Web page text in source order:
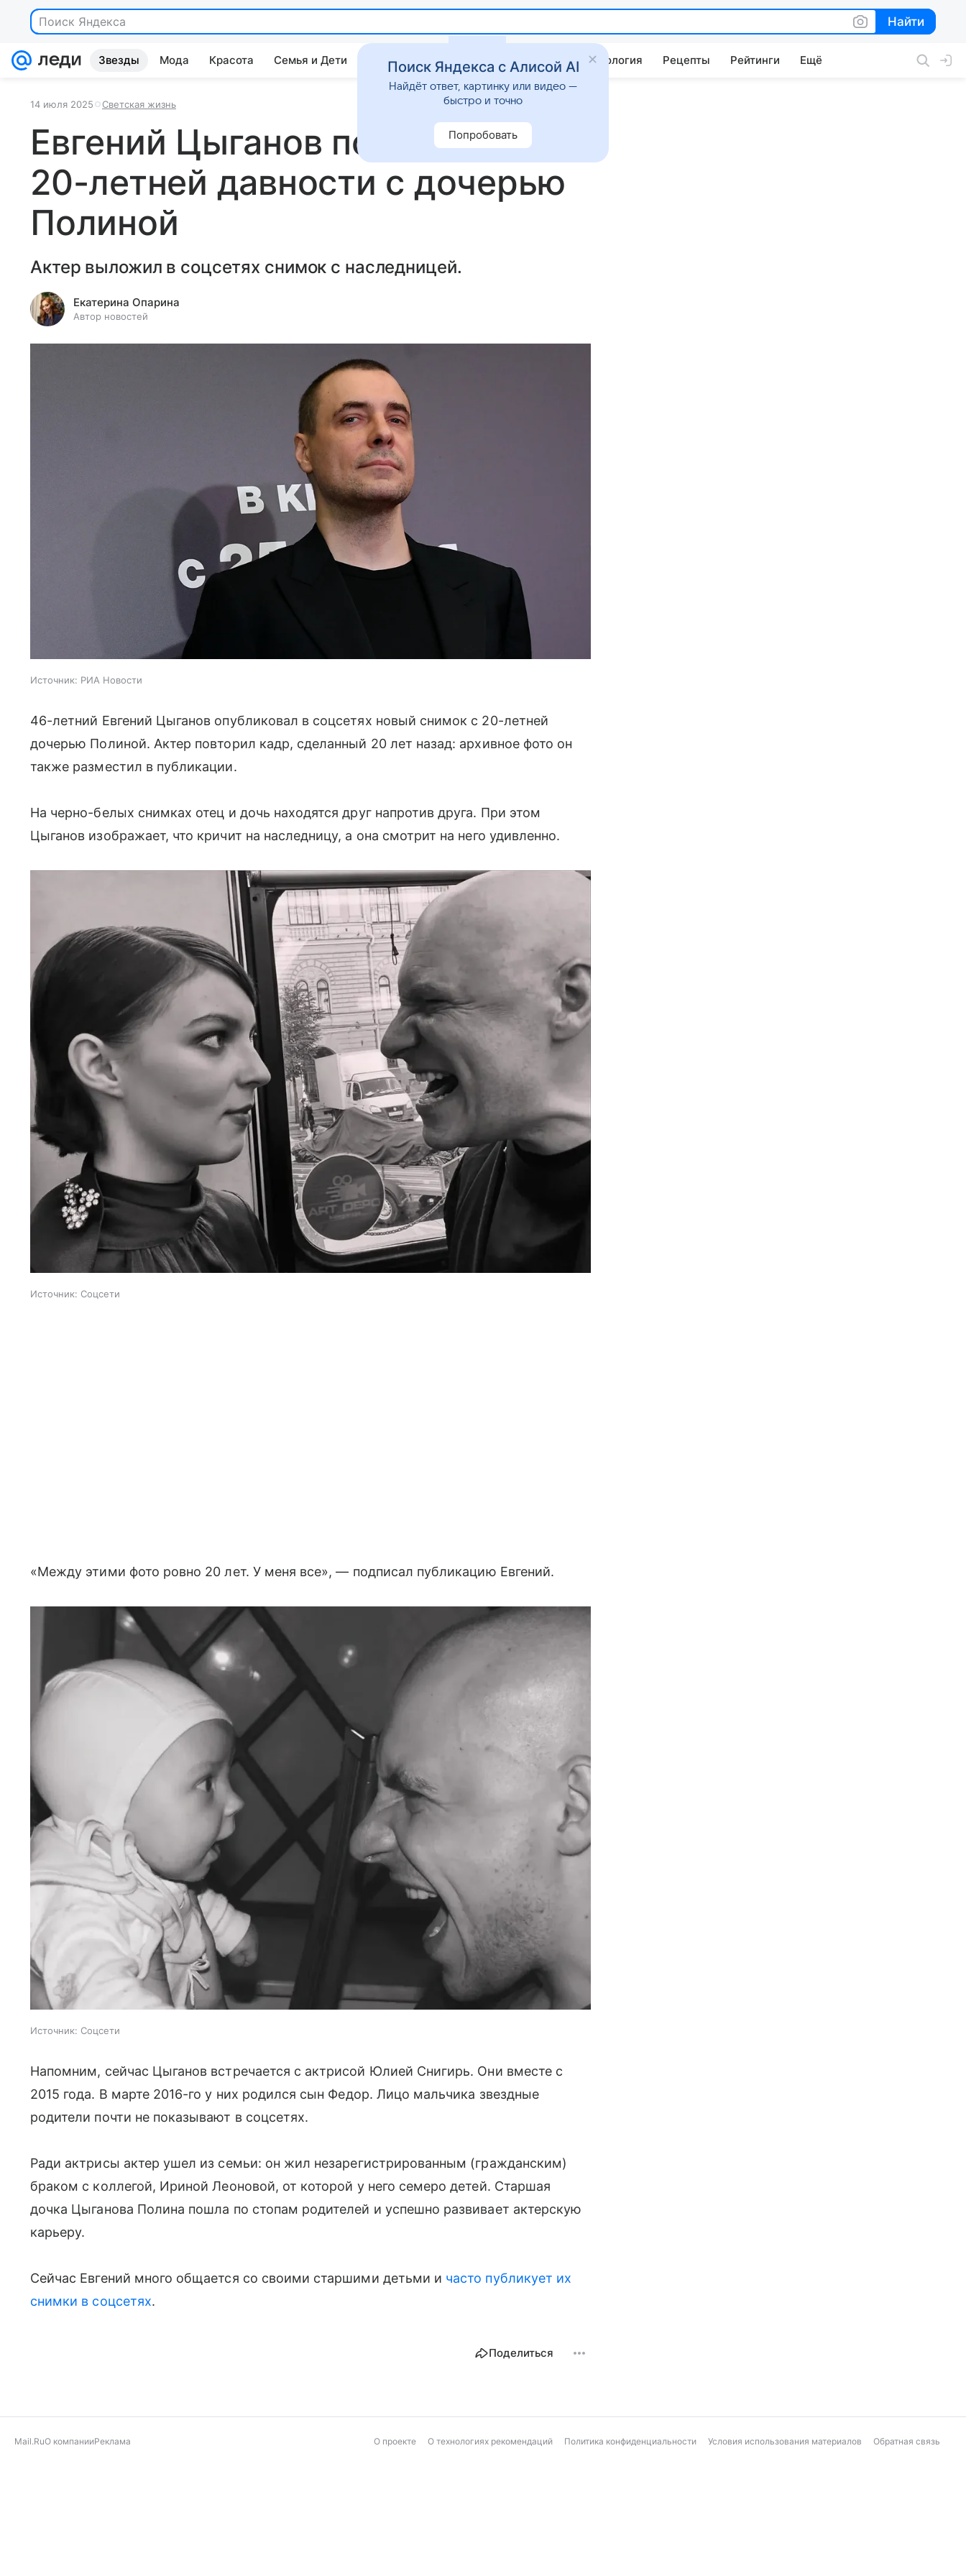
Поиск Яндекса Найти
Найти
Звезды Мода Красота Семья и Дети Дом Гороскопы Стиль жизни Психология Рецепты Рейтинги Ещё
14 июля 2025 Светская жизнь
Евгений Цыганов повторил фото
20-летней давности с дочерью
Полиной
Актер выложил в соцсетях снимок с наследницей.
Екатерина Опарина
Автор новостей
Источник: РИА Новости
46-летний Евгений Цыганов опубликовал в соцсетях новый снимок с 20-летней
дочерью Полиной. Актер повторил кадр, сделанный 20 лет назад: архивное фото он
также разместил в публикации.
На черно-белых снимках отец и дочь находятся друг напротив друга. При этом
Цыганов изображает, что кричит на наследницу, а она смотрит на него удивленно.
Источник: Соцсети
«Между этими фото ровно 20 лет. У меня все», — подписал публикацию Евгений.
Источник: Соцсети
Напомним, сейчас Цыганов встречается с актрисой Юлией Снигирь. Они вместе с
2015 года. В марте 2016-го у них родился сын Федор. Лицо мальчика звездные
родители почти не показывают в соцсетях.
Ради актрисы актер ушел из семьи: он жил незарегистрированным (гражданским)
браком с коллегой, Ириной Леоновой, от которой у него семеро детей. Старшая
дочка Цыганова Полина пошла по стопам родителей и успешно развивает актерскую
карьеру.
Сейчас Евгений много общается со своими старшими детьми и часто публикует их
снимки в соцсетях.
Поделиться
Mail.RuО компанииРеклама О проекте О технологиях рекомендаций Политика конфиденциальности Условия использования материалов Обратная связь
Поиск Яндекса с Алисой AI
Найдёт ответ, картинку или видео —
быстро и точно
Попробовать